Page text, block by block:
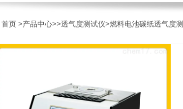
首页 >产品中心>>透气度测试仪>燃料电池碳纸透气度